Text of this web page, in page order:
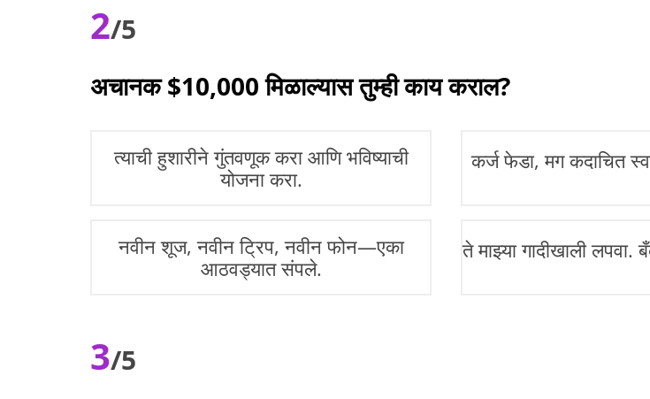
2/5
अचानक $10,000 मिळाल्यास तुम्ही काय कराल?
त्याची हुशारीने गुंतवणूक करा आणि भविष्याची
योजना करा.
कर्ज फेडा, मग कदाचित
नवीन शूज, नवीन ट्रिप, नवीन फोन—एका
आठवड्यात संपले.
ते माझ्या गादीखाली
3/5